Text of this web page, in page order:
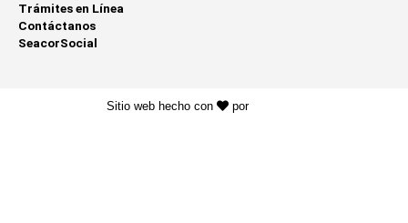
Trámites en Línea
Contáctanos
SeacorSocial
Sitio web hecho con por